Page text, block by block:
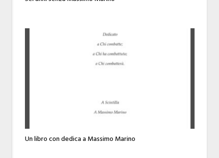
Un libro con dedica a Massimo Marino